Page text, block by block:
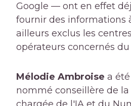
Google — ont en effet
fournir des informations
ailleurs exclus les
opérateurs concernés
Mélodie Ambroise a
nommé conseillère de